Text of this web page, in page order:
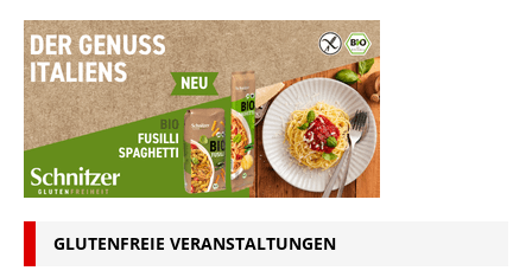
GLUTENFREIE VERANSTALTUNGEN